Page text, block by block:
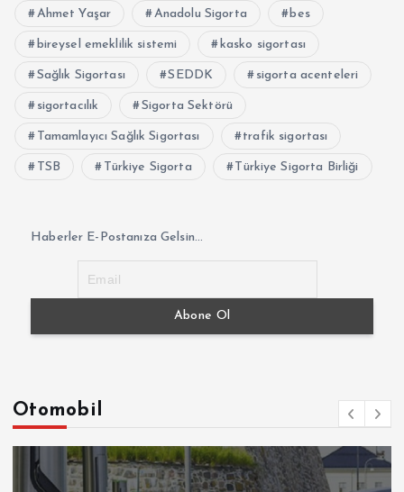
Ahmet Yaşar Anadolu Sigorta bes
bireysel emeklilik sistemi kasko sigortası
Sağlık Sigortası SEDDK sigorta acenteleri
sigortacılık Sigorta Sektörü
Tamamlayıcı Sağlık Sigortası trafik sigortası
TSB Türkiye Sigorta Türkiye Sigorta Birliği
Haberler E-Postanıza Gelsin...
Otomobil